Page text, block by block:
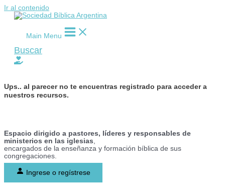
Ir al contenido
Main Menu
Buscar
Ups.. al parecer no te encuentras registrado para acceder a
nuestros recursos.
Espacio dirigido a pastores, líderes y responsables de
ministerios en las iglesias,
encargados de la enseñanza y formación bíblica de sus
congregaciones.
Ingrese o regístrese